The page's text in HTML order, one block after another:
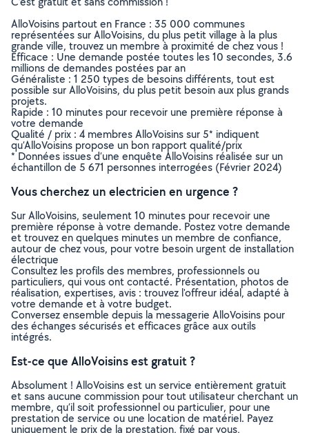
AlloVoisins partout en France : 35 000 communes
représentées sur AlloVoisins, du plus petit village à la plus
grande ville, trouvez un membre à proximité de chez vous !
Efficace : Une demande postée toutes les 10 secondes, 3.6
millions de demandes postées par an
Généraliste : 1 250 types de besoins différents, tout est
possible sur AlloVoisins, du plus petit besoin aux plus grands
projets.
Rapide : 10 minutes pour recevoir une première réponse à
votre demande
Qualité / prix : 4 membres AlloVoisins sur 5* indiquent
qu’AlloVoisins propose un bon rapport qualité/prix
* Données issues d’une enquête AlloVoisins réalisée sur un
échantillon de 5 671 personnes interrogées (Février 2024)
Vous cherchez un electricien en urgence ?
Sur AlloVoisins, seulement 10 minutes pour recevoir une
première réponse à votre demande. Postez votre demande
et trouvez en quelques minutes un membre de confiance,
autour de chez vous, pour votre besoin urgent de installation
électrique
Consultez les profils des membres, professionnels ou
particuliers, qui vous ont contacté. Présentation, photos de
réalisation, expertises, avis : trouvez l'offreur idéal, adapté à
votre demande et à votre budget.
Conversez ensemble depuis la messagerie AlloVoisins pour
des échanges sécurisés et efficaces grâce aux outils
intégrés.
Est-ce que AlloVoisins est gratuit ?
Absolument ! AlloVoisins est un service entièrement gratuit
et sans aucune commission pour tout utilisateur cherchant un
membre, qu’il soit professionnel ou particulier, pour une
prestation de service ou une location de matériel. Payez
uniquement le prix de la prestation, fixé par vous,